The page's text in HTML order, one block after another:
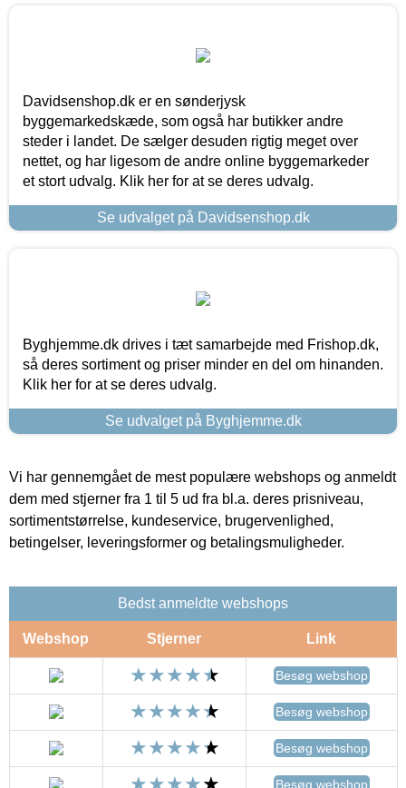
Davidsenshop.dk er en sønderjysk
byggemarkedskæde, som også har butikker andre
steder i landet. De sælger desuden rigtig meget over
nettet, og har ligesom de andre online byggemarkeder
et stort udvalg. Klik her for at se deres udvalg.
Se udvalget på Davidsenshop.dk
Byghjemme.dk drives i tæt samarbejde med Frishop.dk,
så deres sortiment og priser minder en del om hinanden.
Klik her for at se deres udvalg.
Se udvalget på Byghjemme.dk
Vi har gennemgået de mest populære webshops og anmeldt
dem med stjerner fra 1 til 5 ud fra bl.a. deres prisniveau,
sortimentstørrelse, kundeservice, brugervenlighed,
betingelser, leveringsformer og betalingsmuligheder.
Bedst anmeldte webshops
Webshop Stjerner Link
Besøg webshop
Besøg webshop
Besøg webshop
Besøg webshop